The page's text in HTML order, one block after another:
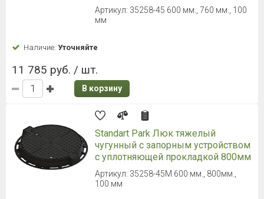
Артикул: 35258-45 600 мм., 760 мм., 100
мм
Наличие: Уточняйте
11 785 руб. / шт.
В корзину
Standart Park Люк тяжелый
чугунный с запорным устройством
с уплотняющей прокладкой 800мм
Артикул: 35258-45М 600 мм., 800мм.,
100 мм